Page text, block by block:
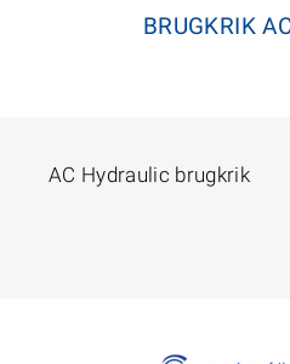
BRUGKRIK
AC Hydraulic brugkrik